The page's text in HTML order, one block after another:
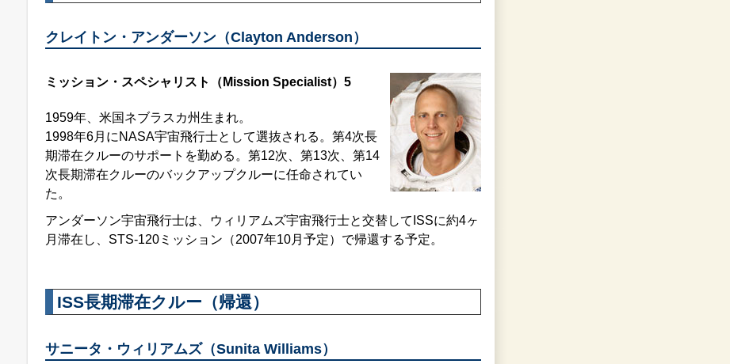
クレイトン・アンダーソン（Clayton Anderson）
ミッション・スペシャリスト（Mission Specialist）5
1959年、米国ネブラスカ州生まれ。
1998年6月にNASA宇宙飛行士として選抜される。第4次長
期滞在クルーのサポートを勤める。第12次、第13次、第14
次長期滞在クルーのバックアップクルーに任命されてい
た。
アンダーソン宇宙飛行士は、ウィリアムズ宇宙飛行士と交替してISSに約4ヶ
月滞在し、STS-120ミッション（2007年10月予定）で帰還する予定。
ISS長期滞在クルー（帰還）
サニータ・ウィリアムズ（Sunita Williams）